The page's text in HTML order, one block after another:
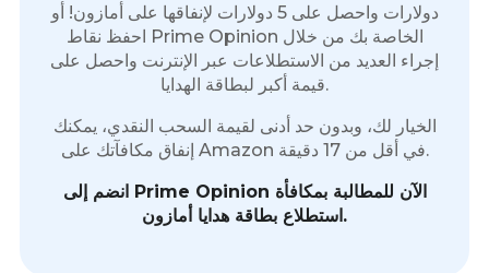
دولارات واحصل على 5 دولارات لإنفاقها على أمازون! أو
احفظ نقاط Prime Opinion الخاصة بك من خلال
إجراء العديد من الاستطلاعات عبر الإنترنت واحصل على
قيمة أكبر لبطاقة الهدايا.
الخيار لك، وبدون حد أدنى لقيمة السحب النقدي، يمكنك
إنفاق مكافآتك على Amazon في أقل من 17 دقيقة.
انضم إلى Prime Opinion الآن للمطالبة بمكافأة
استطلاع بطاقة هدايا أمازون.